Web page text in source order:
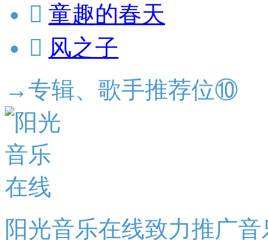
 童趣的春天
 风之子
→专辑、歌手推荐位⑩
阳光音乐在线致力推广